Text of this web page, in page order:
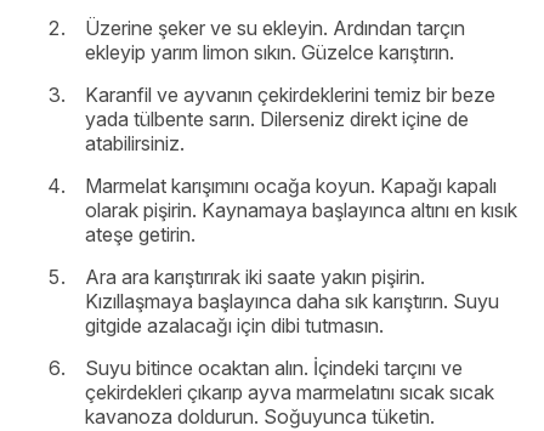
Üzerine şeker ve su ekleyin. Ardından tarçın
ekleyip yarım limon sıkın. Güzelce karıştırın.
Karanfil ve ayvanın çekirdeklerini temiz bir beze
yada tülbente sarın. Dilerseniz direkt içine de
atabilirsiniz.
Marmelat karışımını ocağa koyun. Kapağı kapalı
olarak pişirin. Kaynamaya başlayınca altını en kısık
ateşe getirin.
Ara ara karıştırırak iki saate yakın pişirin.
Kızıllaşmaya başlayınca daha sık karıştırın. Suyu
gitgide azalacağı için dibi tutmasın.
Suyu bitince ocaktan alın. İçindeki tarçını ve
çekirdekleri çıkarıp ayva marmelatını sıcak sıcak
kavanoza doldurun. Soğuyunca tüketin.